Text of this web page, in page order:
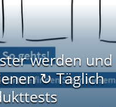
werden und
↻ Täglich